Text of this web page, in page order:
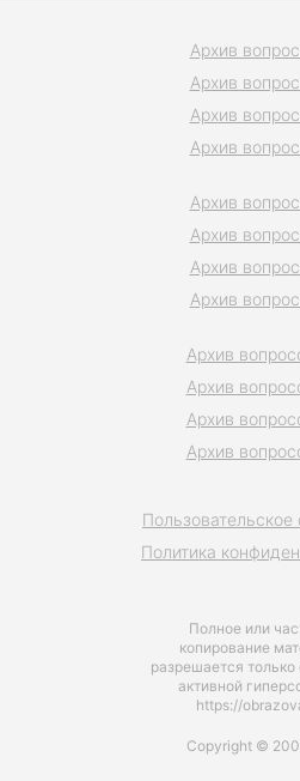
Полное или
копирование
разрешается только
активной
https://
Пользовательское
Политика
Архив
Архив
Архив
Архив
Архив
Архив
Архив
Архив
Архив
Архив
Архив
Архив
Copyright ©